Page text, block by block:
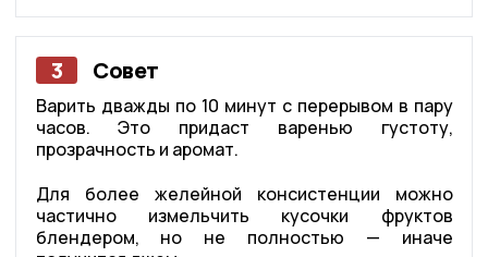
3 Совет
Варить дважды по 10 минут с перерывом в пару
часов. Это придаст варенью густоту,
прозрачность и аромат.
Для более желейной консистенции можно
частично измельчить кусочки фруктов
блендером, но не полностью — иначе